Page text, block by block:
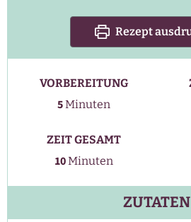
Rezept
VORBEREITUNG
5Minuten
Minuten
ZEIT GESAMT
10Minuten
Minuten
ZUTATEN